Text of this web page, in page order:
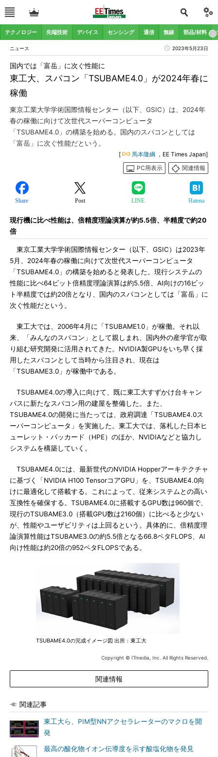
テクノロジー 先端技術 デバイス センシング 通信 無線 部品/材料
ニュース 2023年5月23日
東工大、スパコン「TSUBAME4.0」が2024年春に
稼働
国内では「富岳」に次ぐ性能に
東京工業大学学術国際情報センター（以下、GSIC）は、2024年
春の稼働に向けて次世代スーパーコンピュータ
「TSUBAME4.0」の構築を始める。国内のスパコンとしては
「富岳」に次ぐ性能だという。
[ 馬本隆綱 ，EE Times Japan]
PC用表示
関連情報
Share Post LINE Hatena
現行機に比べ性能は、倍精度理論演算が約5.5倍、半精度で約20
倍
東京工業大学学術国際情報センター（以下、GSIC）は2023年
5月、2024年春の稼働に向けて次世代スーパーコンピュータ
「TSUBAME4.0」の構築を始めると発表した。現行システムの
性能に比べ64ビット倍精度理論演算は約5.5倍、AI向けの16ビッ
ト半精度では約20倍となり、国内のスパコンとしては「富岳」に
次ぐ性能だという。
東工大では、2006年4月に「TSUBAME1.0」が稼働。それ以
来、「みんなのスパコン」として親しまれ、国内外の産学官が取
り組む研究開発に活用されてきた。NVIDIA製GPUをいち早く採
用したスパコンとして当時から注目され、現在は
「TSUBAME3.0」が稼働中である。
TSUBAME4.0の導入に向けて、既に東工大すずかけ台キャン
パスに新たなスパコン用の建屋を整備した。また、
TSUBAME4.0の開発に当たっては、政府調達「TSUBAME4.0ス
ーパーコンピュータ」を実施した。東工大では、落札した日本ヒ
ューレット・パッカード（HPE）のほか、NVIDIAなどと協力し
システムを構築していく。
TSUBAME4.0には、最新世代のNVIDIA Hopperアーキテクチャ
に基づく「NVIDIA H100 TensorコアGPU」を、TSUBAME4.0向
けに最適化して搭載する。これによって、従来システムとの高い
互換性を確保する。TSUBAME4.0に搭載するGPU数は960個で、
現行のTSUBAME3.0（搭載GPU数は2160個）に比べると少ない
が、性能やユーザビリティは上回るという。具体的に、倍精度理
論演算性能はTSUBAME3.0の約5.5倍となる66.8ペタFLOPS、AI
向け性能は約20倍の952ペタFLOPSである。
TSUBAME4.0の完成イメージ図 出所：東工大
Copyright © ITmedia, Inc. All Rights Reserved.
関連情報
関連記事
東工大ら、PIM型NNアクセラレーターのマクロを開
発
最高の酸化物イオン伝導度を示す酸塩化物を発見